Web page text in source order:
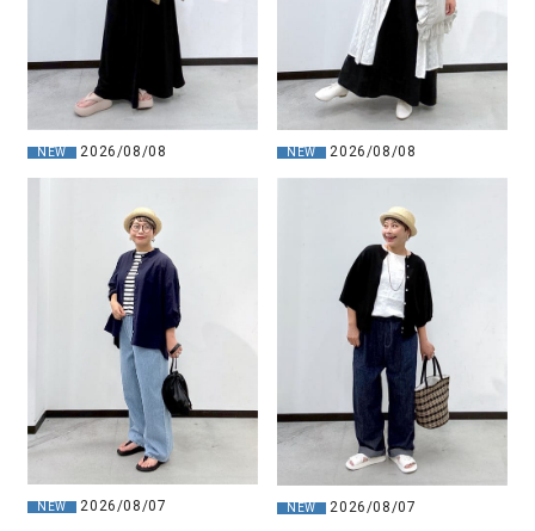
NEW 2026/08/08 NEW 2026/08/08
NEW 2026/08/07 NEW 2026/08/07